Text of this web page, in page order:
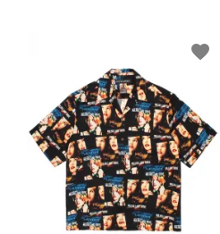
favorite
検索する